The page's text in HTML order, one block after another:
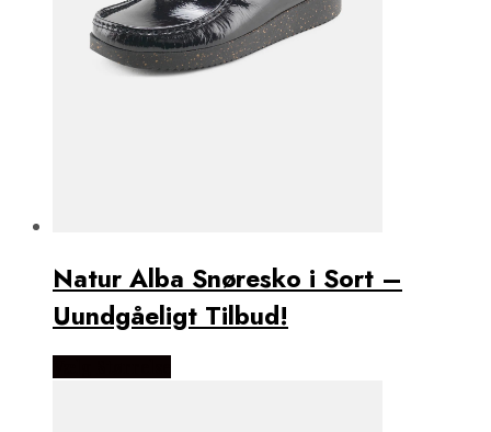
Natur Alba Snøresko i Sort –
Uundgåeligt Tilbud!